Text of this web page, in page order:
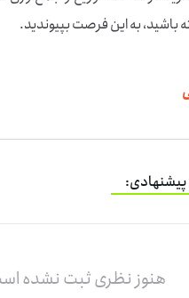
به این فرصت بپیوندید.
هنوز نظری ثبت نشده